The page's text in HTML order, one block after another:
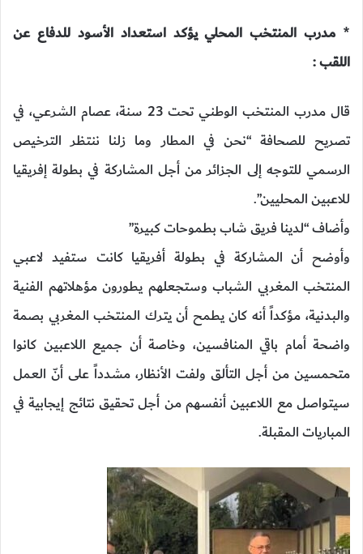
* مدرب المنتخب المحلي يؤكد استعداد الأسود للدفاع عن
اللقب :
قال مدرب المنتخب الوطني تحت 23 سنة، عصام الشرعي، في
تصريح للصحافة “نحن في المطار وما زلنا ننتظر الترخيص
الرسمي للتوجه إلى الجزائر من أجل المشاركة في بطولة إفريقيا
للاعبين المحليين”.
وأضاف “لدينا فريق شاب بطموحات كبيرة”
وأوضح أن المشاركة في بطولة أفريقيا كانت ستفيد لاعبي
المنتخب المغربي الشباب وستجعلهم يطورون مؤهلاتهم الفنية
والبدنية، مؤكداً أنه كان يطمح أن يترك المنتخب المغربي بصمة
واضحة أمام باقي المنافسين، وخاصة أن جميع اللاعبين كانوا
متحمسين من أجل التألق ولفت الأنظار، مشدداً على أنّ العمل
سيتواصل مع اللاعبين أنفسهم من أجل تحقيق نتائج إيجابية في
المباريات المقبلة.